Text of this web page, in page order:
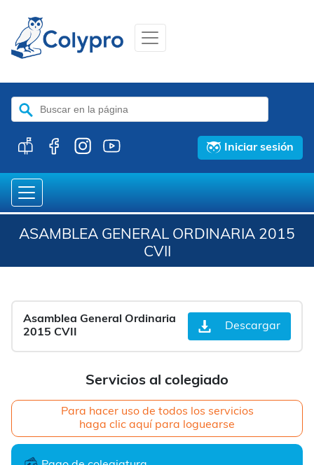
Buscar:
Iniciar sesión
ASAMBLEA GENERAL ORDINARIA 2015
CVII
Servicios al colegiado
Para hacer uso de todos los servicios
haga clic aquí para loguearse
Asamblea General Ordinaria
2015 CVII
Descargar